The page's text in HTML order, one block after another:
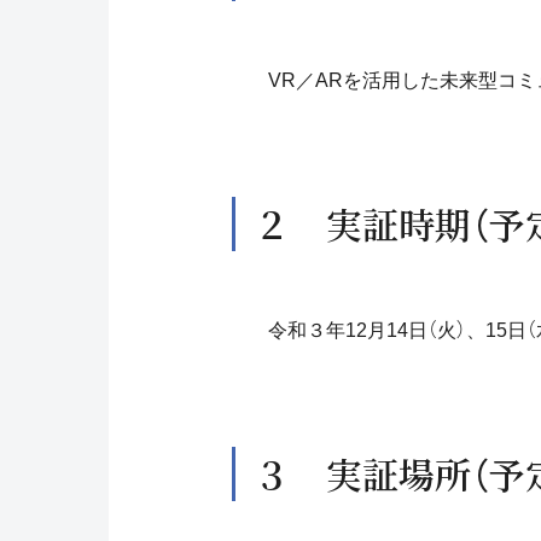
VR／ARを活用した未来型コ
２ 実証時期（予
令和３年12月14日（火）、15日（
３ 実証場所（予